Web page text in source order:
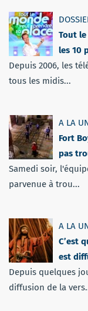
Tout
les 10
Depuis 2006, les
tous les midis...
A LA
Fort
pas
Samedi soir,
parvenue à trou...
A LA
C’est
est
Depuis quelques
diffusion de la